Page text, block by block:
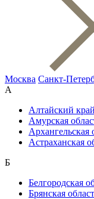
Москва Санкт-
А
Алтайский край
Амурская
Архангельская
Астраханская
Б
Белгородская
Брянская